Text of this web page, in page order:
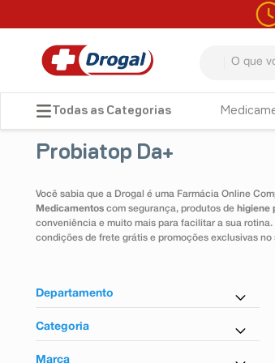
Probiatop Da+
Você sabia que a Drogal é uma Farmácia Online
Medicamentos com segurança, produtos de higiene
conveniência e muito mais para facilitar a sua
condições de frete grátis e promoções exclusivas no
Departamento
Farmácia em Casa
Categoria
Laxante, Purgante e Regulador
Marca
TERMOS
3º lenço
4º tadalafila
7º esmalte
8º teste